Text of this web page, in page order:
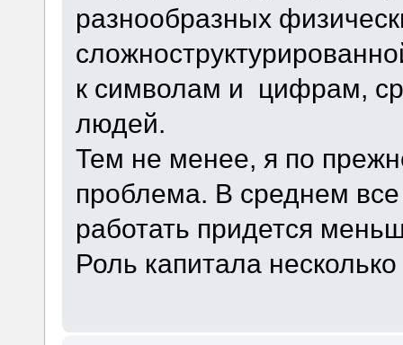
разнообразных
к символам и цифрам,
людей.
Тем не менее, я по
проблема. В среднем
работать придется
Роль капитала